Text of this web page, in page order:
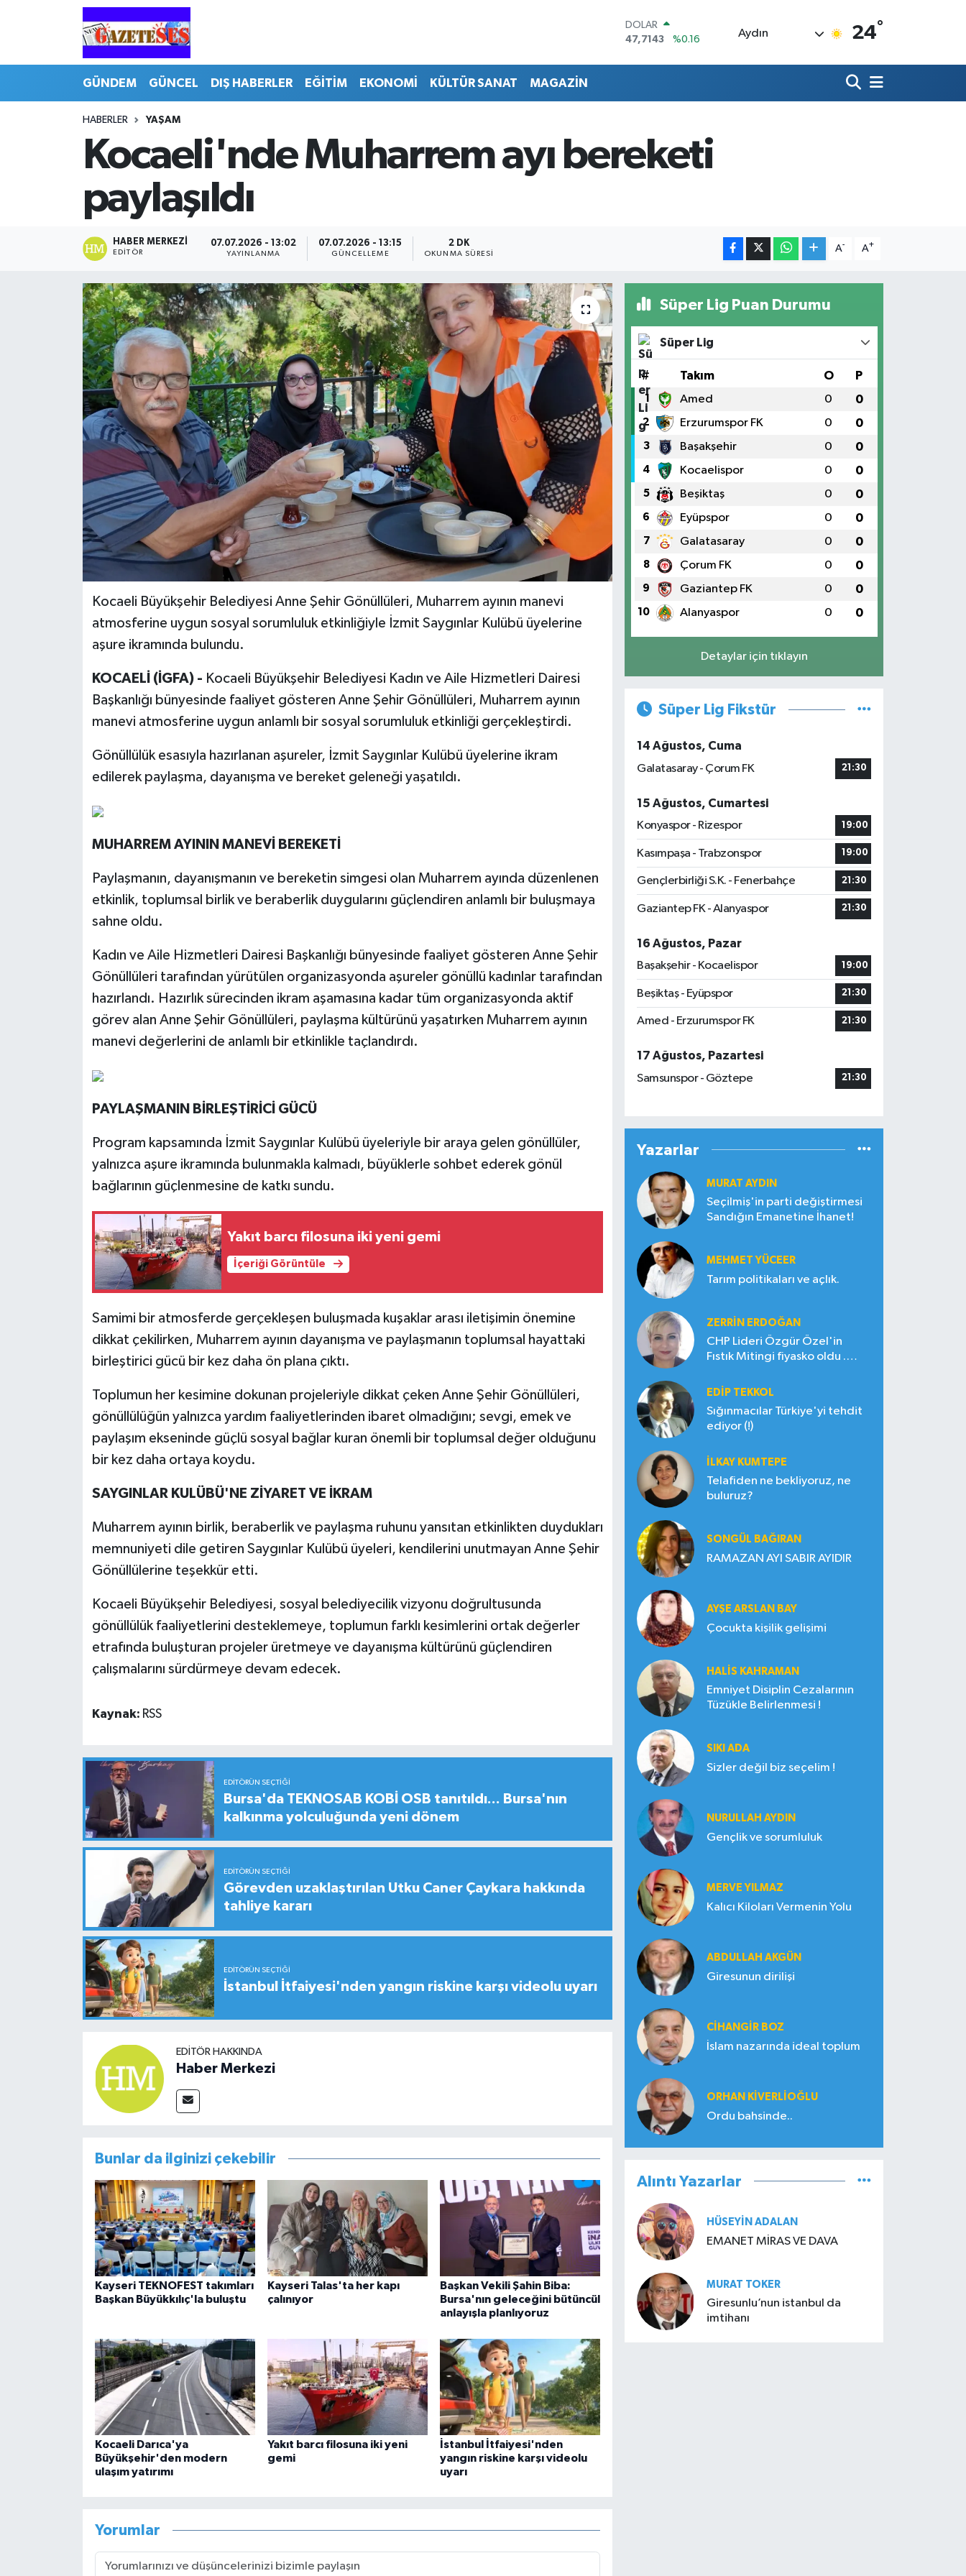
DOLAR
47,7143
%0.16
BİST100
13.799
%70
BITCOIN
Aydın 24°
GÜNDEM GÜNCEL DIŞ HABERLER EĞİTİM EKONOMİ KÜLTÜR SANAT MAGAZİN
HABERLER YAŞAM
Kocaeli'nde Muharrem ayı bereketi
paylaşıldı
HABER MERKEZI
EDITÖR
07.07.2026 - 13:02
YAYINLANMA
07.07.2026 - 13:15
GÜNCELLEME
2 DK
OKUNMA SÜRESI
A- A+
Kocaeli Büyükşehir Belediyesi Anne Şehir Gönüllüleri, Muharrem ayının manevi
atmosferine uygun sosyal sorumluluk etkinliğiyle İzmit Saygınlar Kulübü üyelerine
aşure ikramında bulundu.
KOCAELİ (İGFA) - Kocaeli Büyükşehir Belediyesi Kadın ve Aile Hizmetleri Dairesi
Başkanlığı bünyesinde faaliyet gösteren Anne Şehir Gönüllüleri, Muharrem ayının
manevi atmosferine uygun anlamlı bir sosyal sorumluluk etkinliği gerçekleştirdi.
Gönüllülük esasıyla hazırlanan aşureler, İzmit Saygınlar Kulübü üyelerine ikram
edilerek paylaşma, dayanışma ve bereket geleneği yaşatıldı.
MUHARREM AYININ MANEVİ BEREKETİ
Paylaşmanın, dayanışmanın ve bereketin simgesi olan Muharrem ayında düzenlenen
etkinlik, toplumsal birlik ve beraberlik duygularını güçlendiren anlamlı bir buluşmaya
sahne oldu.
Kadın ve Aile Hizmetleri Dairesi Başkanlığı bünyesinde faaliyet gösteren Anne Şehir
Gönüllüleri tarafından yürütülen organizasyonda aşureler gönüllü kadınlar tarafından
hazırlandı. Hazırlık sürecinden ikram aşamasına kadar tüm organizasyonda aktif
görev alan Anne Şehir Gönüllüleri, paylaşma kültürünü yaşatırken Muharrem ayının
manevi değerlerini de anlamlı bir etkinlikle taçlandırdı.
PAYLAŞMANIN BİRLEŞTİRİCİ GÜCÜ
Program kapsamında İzmit Saygınlar Kulübü üyeleriyle bir araya gelen gönüllüler,
yalnızca aşure ikramında bulunmakla kalmadı, büyüklerle sohbet ederek gönül
bağlarının güçlenmesine de katkı sundu.
Yakıt barcı filosuna iki yeni gemi
İçeriği Görüntüle
Samimi bir atmosferde gerçekleşen buluşmada kuşaklar arası iletişimin önemine
dikkat çekilirken, Muharrem ayının dayanışma ve paylaşmanın toplumsal hayattaki
birleştirici gücü bir kez daha ön plana çıktı.
Toplumun her kesimine dokunan projeleriyle dikkat çeken Anne Şehir Gönüllüleri,
gönüllülüğün yalnızca yardım faaliyetlerinden ibaret olmadığını; sevgi, emek ve
paylaşım ekseninde güçlü sosyal bağlar kuran önemli bir toplumsal değer olduğunu
bir kez daha ortaya koydu.
SAYGINLAR KULÜBÜ'NE ZİYARET VE İKRAM
Muharrem ayının birlik, beraberlik ve paylaşma ruhunu yansıtan etkinlikten duydukları
memnuniyeti dile getiren Saygınlar Kulübü üyeleri, kendilerini unutmayan Anne Şehir
Gönüllülerine teşekkür etti.
Kocaeli Büyükşehir Belediyesi, sosyal belediyecilik vizyonu doğrultusunda
gönüllülük faaliyetlerini desteklemeye, toplumun farklı kesimlerini ortak değerler
etrafında buluşturan projeler üretmeye ve dayanışma kültürünü güçlendiren
çalışmalarını sürdürmeye devam edecek.
Kaynak: RSS
EDITÖRÜN SEÇTIĞI
Bursa'da TEKNOSAB KOBİ OSB tanıtıldı... Bursa'nın
kalkınma yolculuğunda yeni dönem
EDITÖRÜN SEÇTIĞI
Görevden uzaklaştırılan Utku Caner Çaykara hakkında
tahliye kararı
EDITÖRÜN SEÇTIĞI
İstanbul İtfaiyesi'nden yangın riskine karşı videolu uyarı
EDITÖR HAKKINDA
Haber Merkezi
Bunlar da ilginizi çekebilir
Kayseri TEKNOFEST takımları
Başkan Büyükkılıç'la buluştu
Kayseri Talas'ta her kapı
çalınıyor
Başkan Vekili Şahin Biba:
Bursa'nın geleceğini bütüncül
anlayışla planlıyoruz
Kocaeli Darıca'ya
Büyükşehir'den modern
ulaşım yatırımı
Yakıt barcı filosuna iki yeni
gemi
İstanbul İtfaiyesi'nden
yangın riskine karşı videolu
uyarı
Yorumlar
Süper Lig Puan Durumu
Süper Lig
# Takım O P
1 Amed 0 0
2 Erzurumspor FK 0 0
3 Başakşehir 0 0
4 Kocaelispor 0 0
5 Beşiktaş 0 0
6 Eyüpspor 0 0
7 Galatasaray 0 0
8 Çorum FK 0 0
9 Gaziantep FK 0 0
10 Alanyaspor 0 0
Detaylar için tıklayın
Süper Lig Fikstür
14 Ağustos, Cuma
Galatasaray - Çorum FK
21:30
15 Ağustos, Cumartesi
Konyaspor - Rizespor
19:00
Kasımpaşa - Trabzonspor 19:00
Gençlerbirliği S.K. - Fenerbahçe 21:30
Gaziantep FK - Alanyaspor 21:30
16 Ağustos, Pazar
Başakşehir - Kocaelispor
19:00
Beşiktaş - Eyüpspor 21:30
Amed - Erzurumspor FK 21:30
17 Ağustos, Pazartesi
Samsunspor - Göztepe
21:30
Yazarlar
MURAT AYDIN
Seçilmiş'in parti değiştirmesi
Sandığın Emanetine İhanet!
MEHMET YÜCEER
Tarım politikaları ve açlık.
ZERRIN ERDOĞAN
CHP Lideri Özgür Özel'in
Fıstık Mitingi fiyasko oldu .
EDIP TEKKOL
Sığınmacılar Türkiye'yi tehdit
ediyor (!)
İLKAY KUMTEPE
Telafiden ne bekliyoruz, ne
buluruz?
SONGÜL BAĞIRAN
RAMAZAN AYI SABIR AYIDIR
AYŞE ARSLAN BAY
Çocukta kişilik gelişimi
HALIS KAHRAMAN
Emniyet Disiplin Cezalarının
Tüzükle Belirlenmesi !
SIKI ADA
Sizler değil biz seçelim !
NURULLAH AYDIN
Gençlik ve sorumluluk
MERVE YILMAZ
Kalıcı Kiloları Vermenin Yolu
ABDULLAH AKGÜN
Giresunun dirilişi
CIHANGIR BOZ
İslam nazarında ideal toplum
ORHAN KIVERLIOĞLU
Ordu bahsinde..
Alıntı Yazarlar
HÜSEYIN ADALAN
EMANET MİRAS VE DAVA
MURAT TOKER
Giresunlu’nun istanbul da
imtihanı